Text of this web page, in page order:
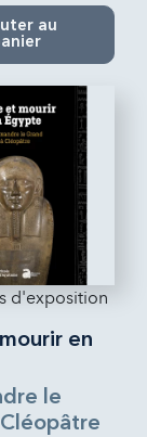
au
d'exposition
en
le